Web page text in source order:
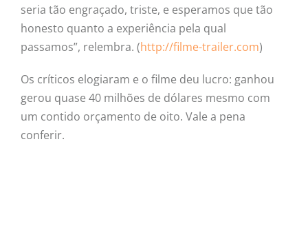
seria tão engraçado, triste, e esperamos que tão
honesto quanto a experiência pela qual
passamos”, relembra. (http://filme-trailer.com)
Os críticos elogiaram e o filme deu lucro: ganhou
gerou quase 40 milhões de dólares mesmo com
um contido orçamento de oito. Vale a pena
conferir.